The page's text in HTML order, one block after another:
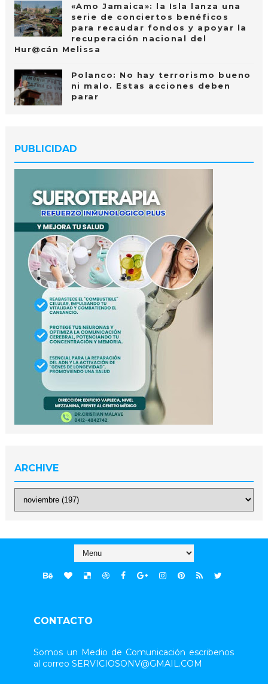
«Amo Jamaica»: la Isla lanza una
serie de conciertos benéficos
para recaudar fondos y apoyar la
recuperación nacional del
Hur@cán Melissa
Polanco: No hay terrorismo bueno
ni malo. Estas acciones deben
parar
PUBLICIDAD
ARCHIVE
CONTACTO
Somos un Medio de Comunicación escribenos
al correo SERVICIOSONV@GMAIL.COM